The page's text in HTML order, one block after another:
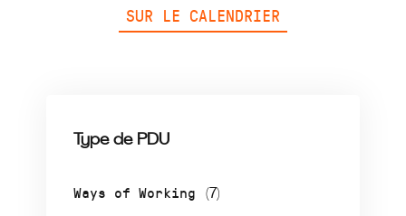
SUR LE CALENDRIER
Type de PDU
Ways of Working (7)